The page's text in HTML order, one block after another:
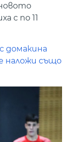
с по 11
домакина
наложи също